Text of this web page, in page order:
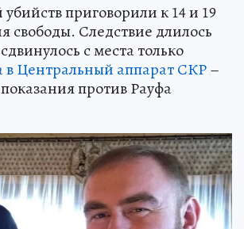
приговорили к 14 и 19
свободы. Следствие длилось
с места только
в Центральный аппарат СКР–
против Рауфа